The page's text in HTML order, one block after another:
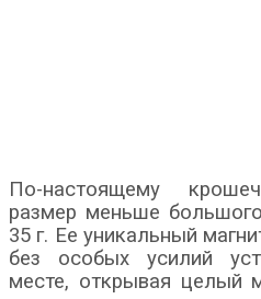
По-настоящему
размер меньше
35 г. Ее уникальный
без особых усилий
месте, открывая целый